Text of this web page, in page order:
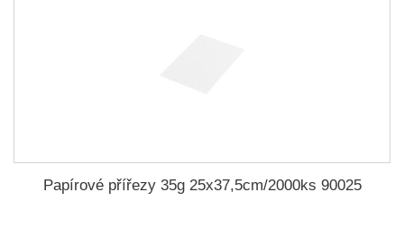
Papírové přířezy 35g 25x37,5cm/2000ks 90025